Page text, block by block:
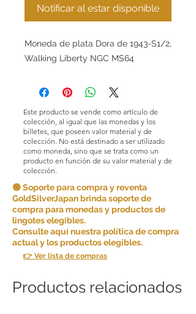
Notificar al estar disponible
Moneda de plata Dora de 1943-S1/2,
Walking Liberty NGC MS64
Este producto se vende como artículo de
colección, al igual que las monedas y los
billetes, que poseen valor material y de
colección. No está destinado a ser utilizado
como moneda, sino que se trata como un
producto en función de su valor material y de
colección.
🟢 Soporte para compra y reventa
GoldSilverJapan brinda soporte de
compra para monedas y productos de
lingotes elegibles.
Consulte aquí nuestra política de compra
actual y los productos elegibles.
👉 Ver lista de compras
Productos relacionados